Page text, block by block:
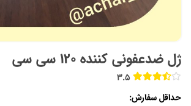
ژل ضدعفونی کننده ۱۲۰ سی سی
3.5
حداقل سفارش